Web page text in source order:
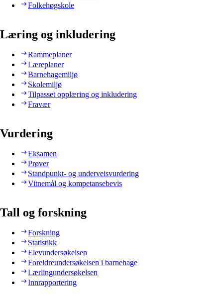
Folkehøgskole
Læring og inkludering
Rammeplaner
Læreplaner
Barnehagemiljø
Skolemiljø
Tilpasset opplæring og inkludering
Fravær
Vurdering
Eksamen
Prøver
Standpunkt- og underveisvurdering
Vitnemål og kompetansebevis
Tall og forskning
Forskning
Statistikk
Elevundersøkelsen
Foreldreundersøkelsen i barnehage
Lærlingundersøkelsen
Innrapportering